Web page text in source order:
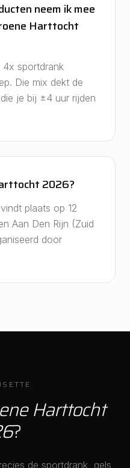
neem ik mee
Harttocht
4x sportdrank
Die mix dekt de
je bij ±4 uur rijden
2026?
plaats op 12
Aan Den Rijn (Zuid
door
Harttocht
?
de sportdrank, gels